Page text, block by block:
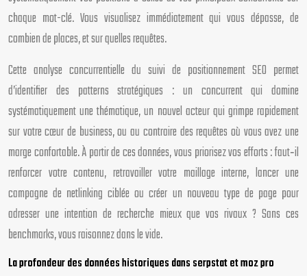
chaque mot-clé. Vous visualisez immédiatement qui vous dépasse, de
combien de places, et sur quelles requêtes.
Cette analyse concurrentielle du suivi de positionnement SEO permet
d’identifier des patterns stratégiques : un concurrent qui domine
systématiquement une thématique, un nouvel acteur qui grimpe rapidement
sur votre cœur de business, ou au contraire des requêtes où vous avez une
marge confortable. À partir de ces données, vous priorisez vos efforts : faut‑il
renforcer votre contenu, retravailler votre maillage interne, lancer une
campagne de netlinking ciblée ou créer un nouveau type de page pour
adresser une intention de recherche mieux que vos rivaux ? Sans ces
benchmarks, vous raisonnez dans le vide.
La profondeur des données historiques dans serpstat et moz pro